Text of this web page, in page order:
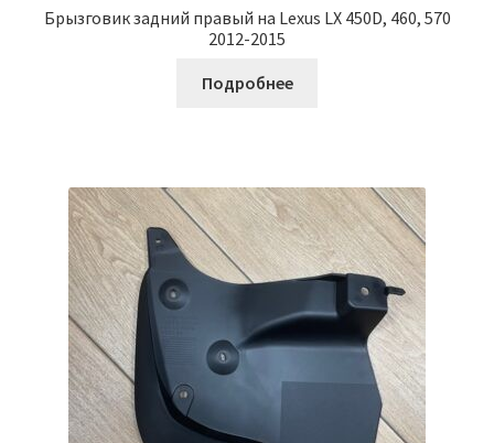
Брызговик задний правый на Lexus LX 450D, 460, 570
2012-2015
Подробнее